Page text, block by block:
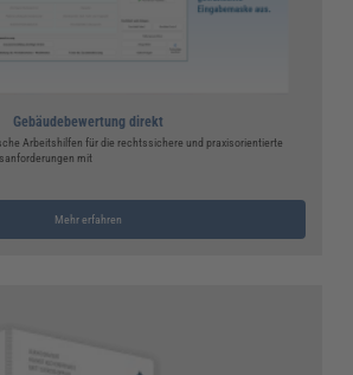
Gebäudebewertung direkt
Arbeitshilfen für die rechtssichere und praxisorientierte
mit
Mehr erfahren